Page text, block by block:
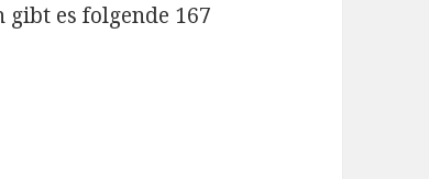
es folgende 167